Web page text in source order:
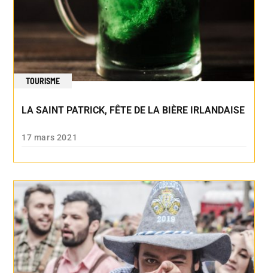
TOURISME
LA SAINT PATRICK, FÊTE DE LA BIÈRE IRLANDAISE
17 mars 2021